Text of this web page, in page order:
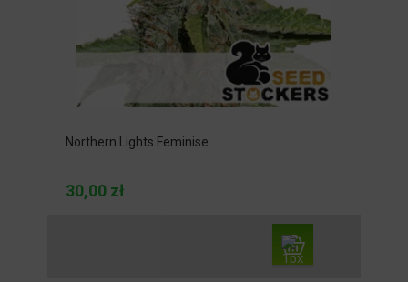
Northern Lights Feminise
30,00 zł